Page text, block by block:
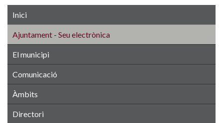
Inici
Ajuntament - Seu electrònica
El municipi
Comunicació
Àmbits
Directori